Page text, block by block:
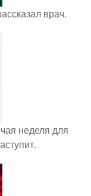
врач.
неделя для